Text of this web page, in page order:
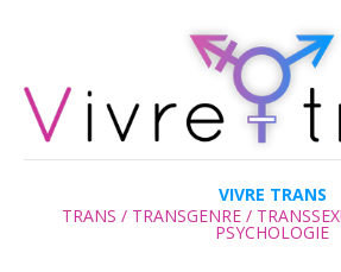
VIVRE TRANS
TRANS / TRANSGENRE /
PSYCHOLOGIE